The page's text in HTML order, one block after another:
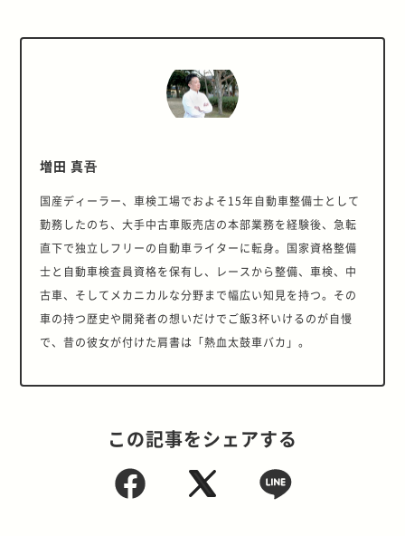
増田 真吾
国産ディーラー、車検工場でおよそ15年自動車整備士として
勤務したのち、大手中古車販売店の本部業務を経験後、急転
直下で独立しフリーの自動車ライターに転身。国家資格整備
士と自動車検査員資格を保有し、レースから整備、車検、中
古車、そしてメカニカルな分野まで幅広い知見を持つ。その
車の持つ歴史や開発者の想いだけでご飯3杯いけるのが自慢
で、昔の彼女が付けた肩書は「熱血太鼓車バカ」。
この記事をシェアする